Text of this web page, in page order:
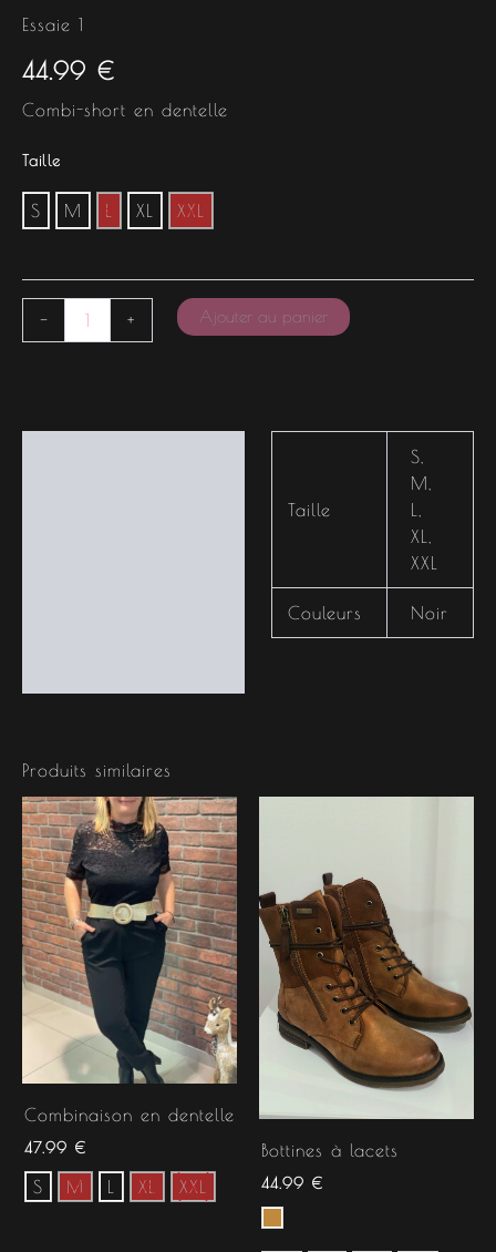
Essaie 1
44.99 €
Combi-short en dentelle
Taille
S M L XL XXL
- + Ajouter au panier
Taille
S
M
XL
XXL
Couleurs Noir
Produits similaires
Combinaison en dentelle
47.99 €
S M L XL XXL
Bottines à lacets
44.99 €